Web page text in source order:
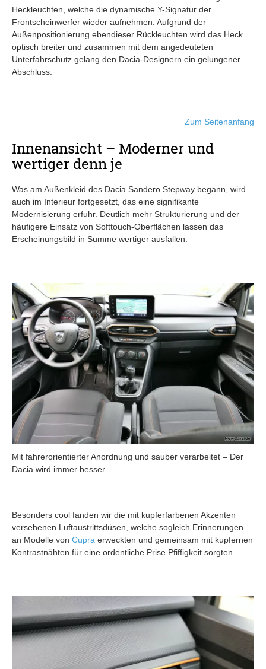
Heckleuchten, welche die dynamische Y-Signatur der
Frontscheinwerfer wieder aufnehmen. Aufgrund der
Außenpositionierung ebendieser Rückleuchten wird das Heck
optisch breiter und zusammen mit dem angedeuteten
Unterfahrschutz gelang den Dacia-Designern ein gelungener
Abschluss.
Zum Seitenanfang
Innenansicht – Moderner und
wertiger denn je
Was am Außenkleid des Dacia Sandero Stepway begann, wird
auch im Interieur fortgesetzt, das eine signifikante
Modernisierung erfuhr. Deutlich mehr Strukturierung und der
häufigere Einsatz von Softtouch-Oberflächen lassen das
Erscheinungsbild in Summe wertiger ausfallen.
Mit fahrerorientierter Anordnung und sauber verarbeitet – Der
Dacia wird immer besser.
Besonders cool fanden wir die mit kupferfarbenen Akzenten
versehenen Luftaustrittsdüsen, welche sogleich Erinnerungen
an Modelle von Cupra erweckten und gemeinsam mit kupfernen
Kontrastnähten für eine ordentliche Prise Pfiffigkeit sorgten.